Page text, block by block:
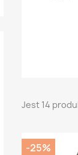
Jest 14
-25%